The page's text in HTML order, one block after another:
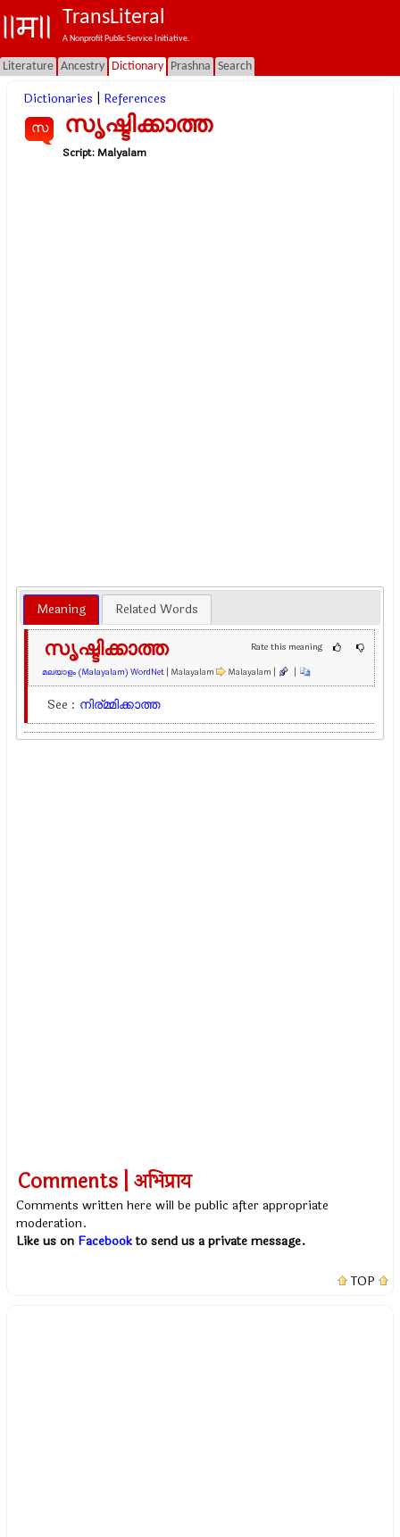
TransLiteral
A Nonprofit Public Service Initiative.
Literature Ancestry Dictionary Prashna Search
Dictionaries References
സ സൃഷ്ടിക്കാത്ത
Script:Malyalam
Meaning Related Words
Rate this meaning
സൃഷ്ടിക്കാത്ത
മലയാളം (Malayalam) WordNet | Malayalam Malayalam | |
See : നിര്മ്മിക്കാത്ത
Comments | अभिप्राय
Comments written here will be public after appropriate
moderation.
Like us on Facebookto send us a private message.
TOP